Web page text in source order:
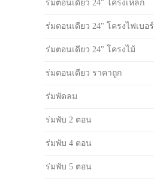
ร่มตอนเดียว 24" โครงเหล็ก
ร่มตอนเดียว 24" โครงไฟเบอร์
ร่มตอนเดียว 24" โครงไม้
ร่มตอนเดียว ราคาถูก
ร่มพัดลม
ร่มพับ 2 ตอน
ร่มพับ 4 ตอน
ร่มพับ 5 ตอน